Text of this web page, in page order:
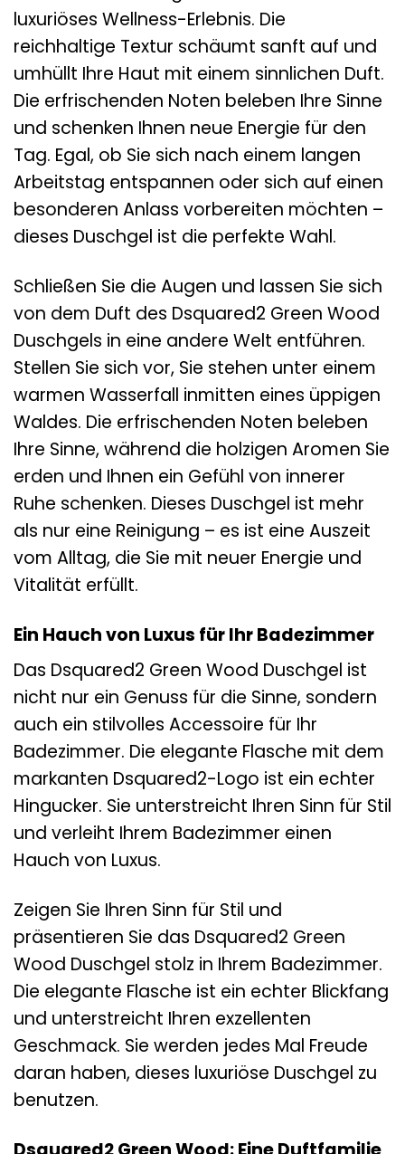
luxuriöses Wellness-Erlebnis. Die
reichhaltige Textur schäumt sanft auf und
umhüllt Ihre Haut mit einem sinnlichen Duft.
Die erfrischenden Noten beleben Ihre Sinne
und schenken Ihnen neue Energie für den
Tag. Egal, ob Sie sich nach einem langen
Arbeitstag entspannen oder sich auf einen
besonderen Anlass vorbereiten möchten –
dieses Duschgel ist die perfekte Wahl.
Schließen Sie die Augen und lassen Sie sich
von dem Duft des Dsquared2 Green Wood
Duschgels in eine andere Welt entführen.
Stellen Sie sich vor, Sie stehen unter einem
warmen Wasserfall inmitten eines üppigen
Waldes. Die erfrischenden Noten beleben
Ihre Sinne, während die holzigen Aromen Sie
erden und Ihnen ein Gefühl von innerer
Ruhe schenken. Dieses Duschgel ist mehr
als nur eine Reinigung – es ist eine Auszeit
vom Alltag, die Sie mit neuer Energie und
Vitalität erfüllt.
Ein Hauch von Luxus für Ihr Badezimmer
Das Dsquared2 Green Wood Duschgel ist
nicht nur ein Genuss für die Sinne, sondern
auch ein stilvolles Accessoire für Ihr
Badezimmer. Die elegante Flasche mit dem
markanten Dsquared2-Logo ist ein echter
Hingucker. Sie unterstreicht Ihren Sinn für Stil
und verleiht Ihrem Badezimmer einen
Hauch von Luxus.
Zeigen Sie Ihren Sinn für Stil und
präsentieren Sie das Dsquared2 Green
Wood Duschgel stolz in Ihrem Badezimmer.
Die elegante Flasche ist ein echter Blickfang
und unterstreicht Ihren exzellenten
Geschmack. Sie werden jedes Mal Freude
daran haben, dieses luxuriöse Duschgel zu
benutzen.